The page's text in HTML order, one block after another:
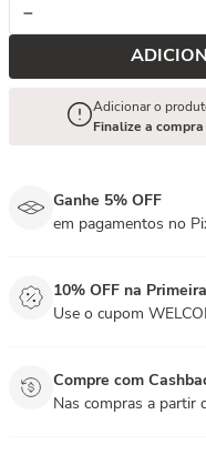
－
Adicionar o
Finalize a
Ganhe 5% OFF
em pagamentos no
10% OFF na
Use o cupom
Compre com
Nas compras a partir